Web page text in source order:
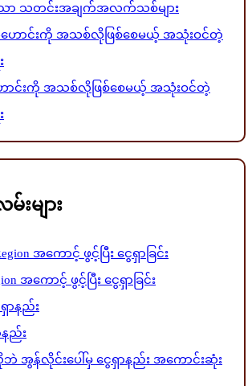
ော သတင်းအချက်အလက်သစ်များ
ောင်းကို အသစ်လိုဖြစ်စေမယ့် အသုံးဝင်တဲ့
းများ
အကောင့် ဖွင့်ပြီး ငွေရှာခြင်း
နည်း